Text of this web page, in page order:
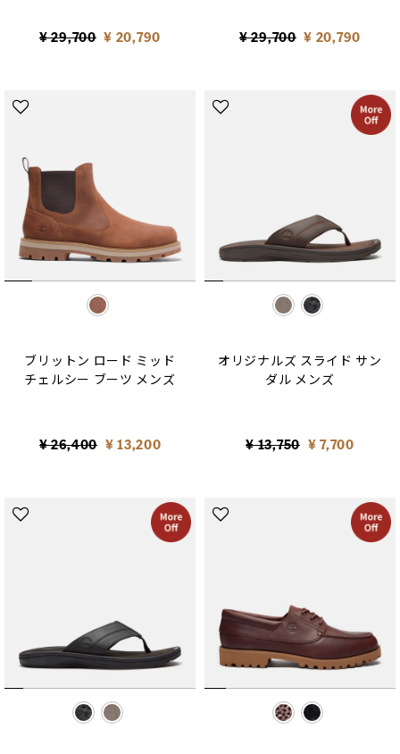
Price reduced from
¥ 29,700to¥ 20,790 Price reduced from
¥ 29,700to¥ 20,790
selected
ブリットン ロード ミッド
チェルシー ブーツ メンズ
Price reduced from
¥ 26,400to¥ 13,200
selected
オリジナルズ スライド サン
ダル メンズ
Price reduced from
¥ 13,750to¥ 7,700
selected selected